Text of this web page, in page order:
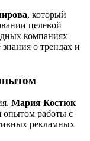
, который
целевой
компаниях
о трендах и
Мария Костюк
опытом работы с
рекламных